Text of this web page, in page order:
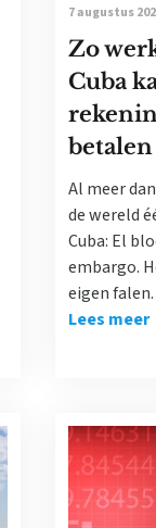
7 augustus
Zo
Cuba
betalen
Al meer
de wereld
Cuba: El
embargo.
eigen falen.
Lees meer